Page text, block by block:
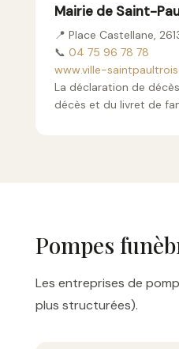
Mairie de Saint-
📍 Place Castellane,
📞 04 75 96 78 78
www.ville-
La déclaration de
décès et du livret de
Pompes
Les entreprises de
plus structurées).